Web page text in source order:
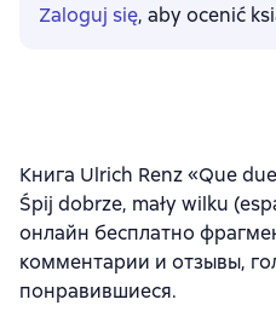
Zaloguj się, aby ocenić
Книга Ulrich Renz «Que
Śpij dobrze, mały wilku
онлайн бесплатно
комментарии и отзывы,
понравившиеся.